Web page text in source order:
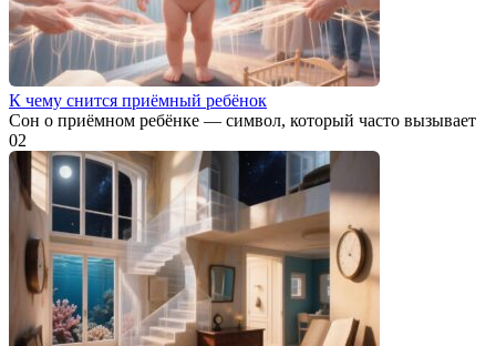
К чему снится приёмный ребёнок
Сон о приёмном ребёнке — символ, который часто вызывает
02